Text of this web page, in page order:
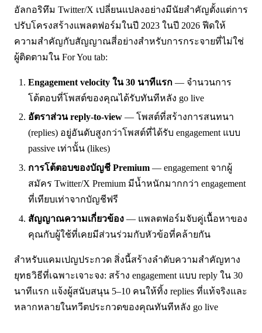
อัลกอริทึม Twitter/X เปลี่ยนแปลงอย่างมีนัยสำคัญตั้งแต่การ
ปรับโครงสร้างแพลตฟอร์มในปี 2023 ในปี 2026 ฟีดให้
ความสำคัญกับสัญญาณสี่อย่างสำหรับการกระจายที่ไม่ใช่
ผู้ติดตามใน For You tab:
Engagement velocity ใน 30 นาทีแรก — จำนวนการ
โต้ตอบที่โพสต์ของคุณได้รับทันทีหลัง go live
อัตราส่วน reply-to-view — โพสต์ที่สร้างการสนทนา
(replies) อยู่อันดับสูงกว่าโพสต์ที่ได้รับ engagement แบบ
passive เท่านั้น (likes)
การโต้ตอบของบัญชี Premium — engagement จากผู้
สมัคร Twitter/X Premium มีน้ำหนักมากกว่า engagement
ที่เทียบเท่าจากบัญชีฟรี
สัญญาณความเกี่ยวข้อง — แพลตฟอร์มจับคู่เนื้อหาของ
คุณกับผู้ใช้ที่เคยมีส่วนร่วมกับหัวข้อที่คล้ายกัน
สำหรับแคมเปญประกวด สิ่งนี้สร้างลำดับความสำคัญทาง
ยุทธวิธีที่เฉพาะเจาะจง: สร้าง engagement แบบ reply ใน 30
นาทีแรก แจ้งผู้สนับสนุน 5–10 คนให้ทิ้ง replies ที่แท้จริงและ
หลากหลายในทวีตประกวดของคุณทันทีหลัง go live